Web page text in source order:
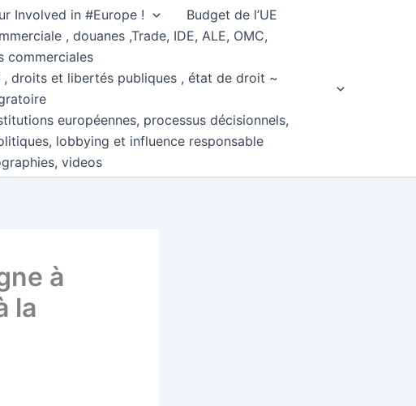
Involved in #Europe !
Budget de l’UE
, douanes ,Trade, IDE, ALE, OMC,
commerciales
, droits et libertés publiques , état de droit ~
européennes, processus décisionnels,
lobbying et influence responsable
videos
à
la